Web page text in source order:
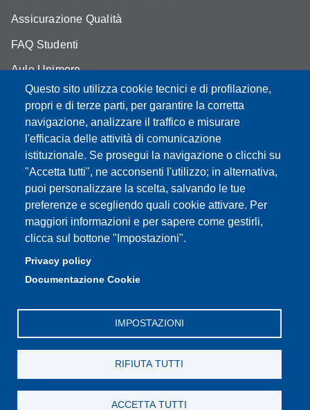
Questo sito utilizza cookie tecnici e di profilazione,
propri e di terze parti, per garantire la corretta
navigazione, analizzare il traffico e misurare
l'efficacia delle attività di comunicazione
istituzionale. Se prosegui la navigazione o clicchi su
"Accetta tutti", ne acconsenti l'utilizzo; in alternativa,
puoi personalizzare la scelta, salvando le tue
preferenze e scegliendo quali cookie attivare. Per
maggiori informazioni e per sapere come gestirli,
clicca sul bottone "Impostazioni".
Privacy policy
Documentazione Cookie
IMPOSTAZIONI
RIFIUTA TUTTI
ACCETTA TUTTI
Assicurazione Qualità
FAQ Studenti
Aule Unimore
prenotazione autocarro DISMI
Partita IVA: 00427620364
Dipartimento di Scienze e Metodi dell'Ingegneria
Sede: Via Amendola 2 - 42122 Reggio Emilia
E-mail: amministrazione.dismi@unimore.it |
didattica.dismi@unimore.it
Tel. Segreteria Amministrativa (+39) 0522.522.610
Tel. Segreteria Didattica (+39) 0522.522.311